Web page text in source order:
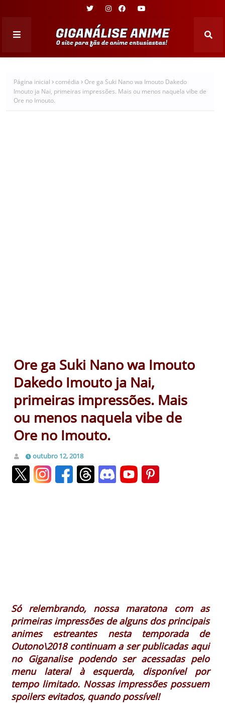
Página inicial comédia
Ore ga Suki Nano wa Imouto Dakedo
Imouto ja Nai, primeiras impressões. Mais ou menos naquela vibe de
Ore no Imouto.
Ore ga Suki Nano wa Imouto
Dakedo Imouto ja Nai,
primeiras impressões. Mais
ou menos naquela vibe de
Ore no Imouto.
outubro 12, 2018
Só relembrando, nossa maratona com as
primeiras impressões de alguns dos principais
animes estreantes nesta temporada de
Outono\2018 continuam a ser publicadas aqui
no Giganalise podendo ser acessadas pelo
menu lateral à esquerda, disponível por
tempo limitado. Nossas impressões possuem
spoilers evitados, quando possível!